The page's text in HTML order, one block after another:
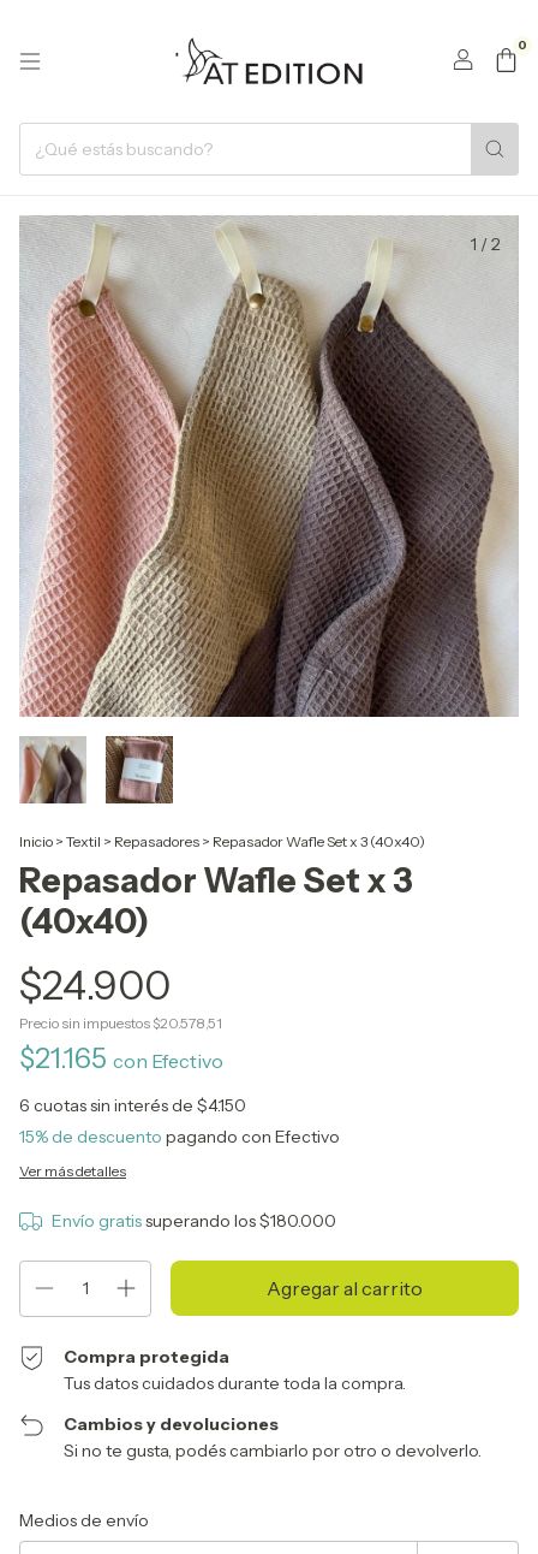
0
1 /2
Inicio > Textil > Repasadores > Repasador Wafle Set x 3 (40x40)
Repasador Wafle Set x 3
(40x40)
$24.900
Precio sin impuestos $20.578,51
$21.165 con Efectivo
6 cuotas sin interés de $4.150
15% de descuento pagando con Efectivo
Ver más detalles
Envío gratissuperando los$180.000
Compra protegida
Tus datos cuidados durante toda la compra.
Cambios y devoluciones
Si no te gusta, podés cambiarlo por otro o devolverlo.
Entregas para el CP:
Medios de envío